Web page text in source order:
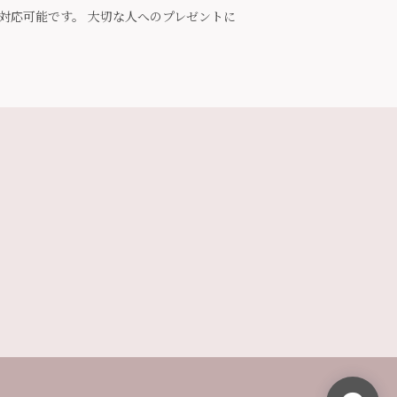
応可能です。 大切な人へのプレゼントに